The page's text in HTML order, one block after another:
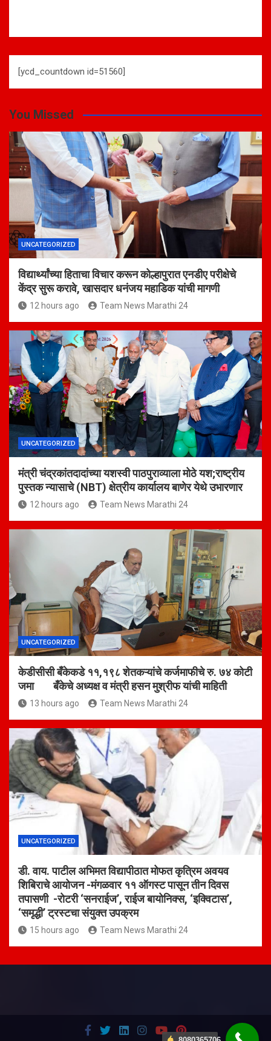
[ycd_countdown id=51560]
You Missed
UNCATEGORIZED
विद्यार्थ्यांच्या हिताचा विचार करून कोल्हापुरात एनडीए परीक्षेचे
केंद्र सुरू करावे, खासदार धनंजय महाडिक यांची मागणी
12 hours ago Team News Marathi 24
UNCATEGORIZED
मंत्री चंद्रकांतदादांच्या यशस्वी पाठपुराव्याला मोठे यश;राष्ट्रीय
पुस्तक न्यासाचे (NBT) क्षेत्रीय कार्यालय बाणेर येथे उभारणार
12 hours ago Team News Marathi 24
UNCATEGORIZED
केडीसीसी बँकेकडे ११,१९८ शेतकऱ्यांचे कर्जमाफीचे रु. ७४ कोटी
जमा बँकेचे अध्यक्ष व मंत्री हसन मुश्रीफ यांची माहिती
13 hours ago Team News Marathi 24
UNCATEGORIZED
डी. वाय. पाटील अभिमत विद्यापीठात मोफत कृत्रिम अवयव
शिबिराचे आयोजन -मंगळवार ११ ऑगस्ट पासून तीन दिवस
तपासणी -रोटरी ‘सनराईज’, राईज बायोनिक्स, ‘इक्विटास’,
‘समृद्धी’ ट्रस्टचा संयुक्त उपक्रम
15 hours ago Team News Marathi 24